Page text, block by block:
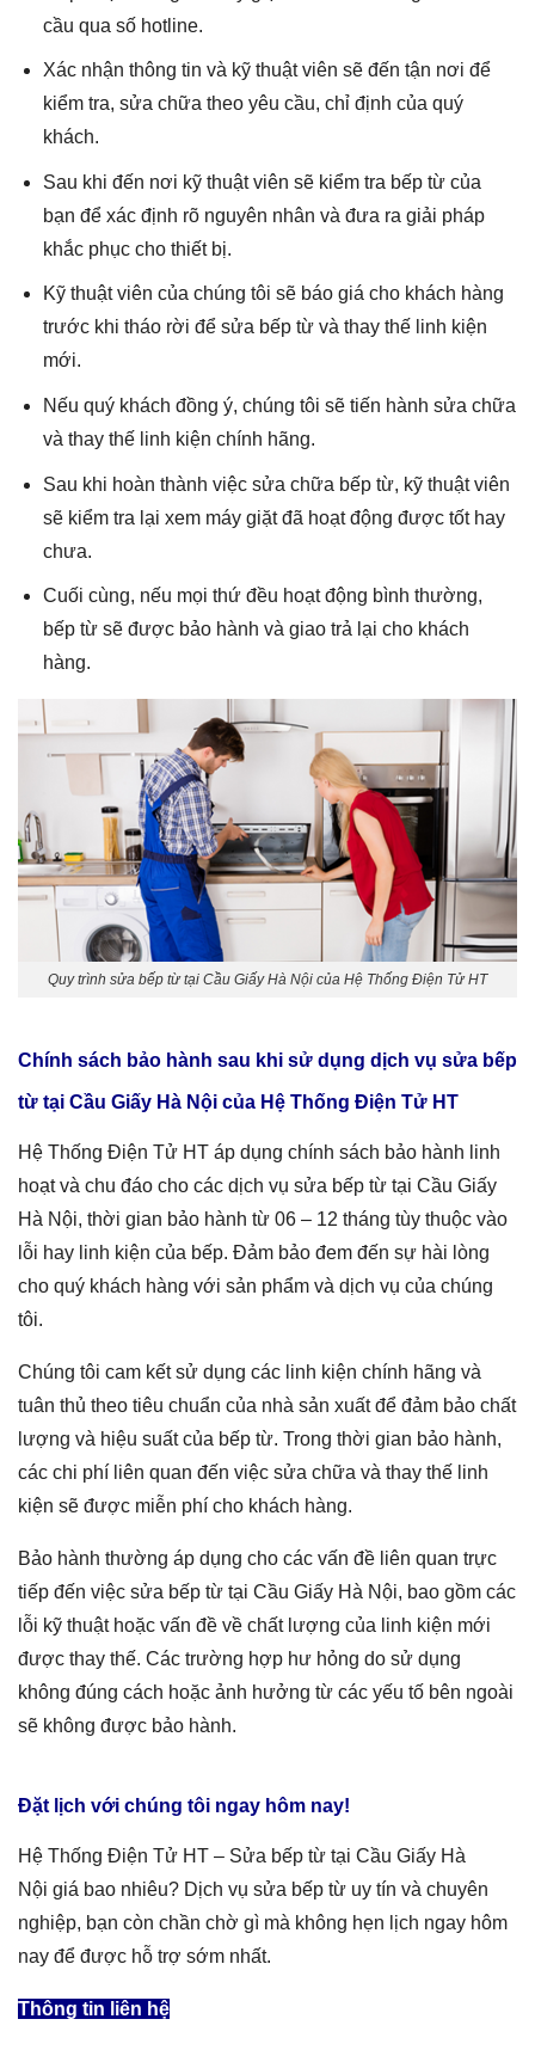
cầu qua số hotline.
Xác nhận thông tin và kỹ thuật viên sẽ đến tận nơi để
kiểm tra, sửa chữa theo yêu cầu, chỉ định của quý
khách.
Sau khi đến nơi kỹ thuật viên sẽ kiểm tra bếp từ của
bạn để xác định rõ nguyên nhân và đưa ra giải pháp
khắc phục cho thiết bị.
Kỹ thuật viên của chúng tôi sẽ báo giá cho khách hàng
trước khi tháo rời để sửa bếp từ và thay thế linh kiện
mới.
Nếu quý khách đồng ý, chúng tôi sẽ tiến hành sửa chữa
và thay thế linh kiện chính hãng.
Sau khi hoàn thành việc sửa chữa bếp từ, kỹ thuật viên
sẽ kiểm tra lại xem máy giặt đã hoạt động được tốt hay
chưa.
Cuối cùng, nếu mọi thứ đều hoạt động bình thường,
bếp từ sẽ được bảo hành và giao trả lại cho khách
hàng.
Quy trình sửa bếp từ tại Cầu Giấy Hà Nội của Hệ Thống Điện Tử HT
Chính sách bảo hành sau khi sử dụng dịch vụ sửa bếp
từ tại Cầu Giấy Hà Nội của Hệ Thống Điện Tử HT
Hệ Thống Điện Tử HT áp dụng chính sách bảo hành linh
hoạt và chu đáo cho các dịch vụ sửa bếp từ tại Cầu Giấy
Hà Nội, thời gian bảo hành từ 06 – 12 tháng tùy thuộc vào
lỗi hay linh kiện của bếp. Đảm bảo đem đến sự hài lòng
cho quý khách hàng với sản phẩm và dịch vụ của chúng
tôi.
Chúng tôi cam kết sử dụng các linh kiện chính hãng và
tuân thủ theo tiêu chuẩn của nhà sản xuất để đảm bảo chất
lượng và hiệu suất của bếp từ. Trong thời gian bảo hành,
các chi phí liên quan đến việc sửa chữa và thay thế linh
kiện sẽ được miễn phí cho khách hàng.
Bảo hành thường áp dụng cho các vấn đề liên quan trực
tiếp đến việc sửa bếp từ tại Cầu Giấy Hà Nội, bao gồm các
lỗi kỹ thuật hoặc vấn đề về chất lượng của linh kiện mới
được thay thế. Các trường hợp hư hỏng do sử dụng
không đúng cách hoặc ảnh hưởng từ các yếu tố bên ngoài
sẽ không được bảo hành.
Đặt lịch với chúng tôi ngay hôm nay!
Hệ Thống Điện Tử HT – Sửa bếp từ tại Cầu Giấy Hà
Nội giá bao nhiêu? Dịch vụ sửa bếp từ uy tín và chuyên
nghiệp, bạn còn chần chờ gì mà không hẹn lịch ngay hôm
nay để được hỗ trợ sớm nhất.
Thông tin liên hệ